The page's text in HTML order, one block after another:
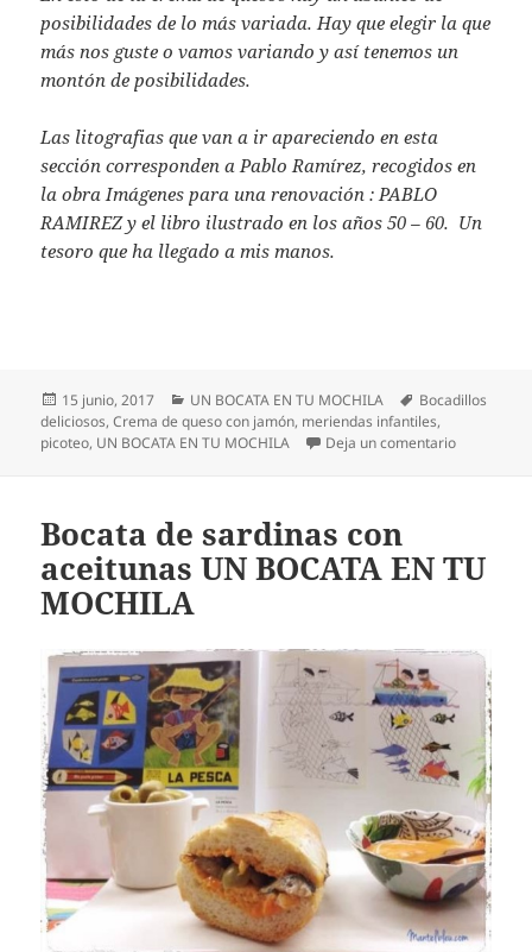
posibilidades de lo más variada. Hay que elegir la que
más nos guste o vamos variando y así tenemos un
montón de posibilidades.
Las litografias que van a ir apareciendo en esta
sección corresponden a Pablo Ramírez, recogidos en
la obra Imágenes para una renovación : PABLO
RAMIREZ y el libro ilustrado en los años 50 – 60. Un
tesoro que ha llegado a mis manos.
Publicado
el
15 junio, 2017 Categorías
UN BOCATA EN TU MOCHILA Etiquetas
Bocadillos
deliciosos,Crema de queso con jamón, meriendas infantiles,
picoteo, UN BOCATA EN TU MOCHILA Deja un comentarioen Bocata
Bocata de sardinas con
aceitunas UN BOCATA EN TU
MOCHILA